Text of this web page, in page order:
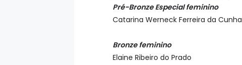
Pré-Bronze Especial feminino
Catarina Werneck Ferreira da Cunha
Bronze feminino
Elaine Ribeiro do Prado